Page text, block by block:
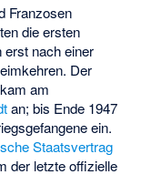
Franzosen
die ersten
erst nach einer
Der
am
an; bis Ende 1947
ein.
Staatsvertrag
der letzte offizielle